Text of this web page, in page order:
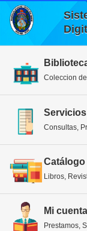
Coleccion
Servicios
Consultas,
Catálogo
Libros,
Mi cuenta
Prestamos,